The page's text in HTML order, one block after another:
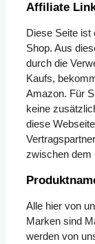
Affiliate
Diese Seite ist
Shop. Aus
durch die
Kaufs,
Amazon. Für
keine
diese
zwischen dem
Alle hier von
Marken sind
werden von